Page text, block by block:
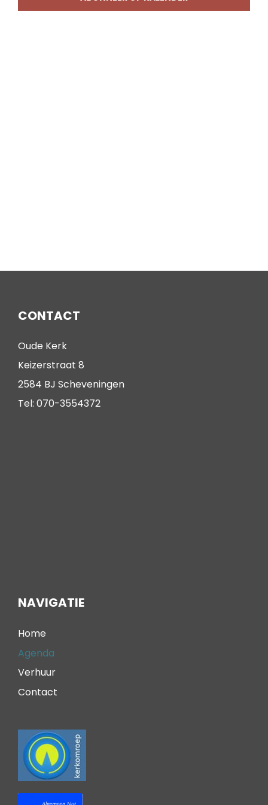
CONTACT
Oude Kerk
Keizerstraat 8
2584 BJ Scheveningen
Tel: 070-3554372
NAVIGATIE
Home
Agenda
Verhuur
Contact